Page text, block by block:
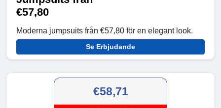
€57,80
Moderna jumpsuits från €57,80 för en elegant look.
Se Erbjudande
€58,71